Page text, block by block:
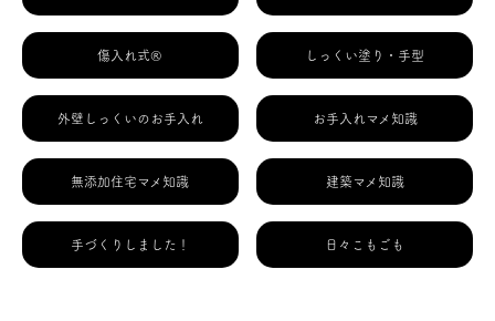
傷入れ式® しっくい塗り・手型
外壁しっくいのお手入れ お手入れマメ知識
無添加住宅マメ知識 建築マメ知識
手づくりしました！ 日々こもごも